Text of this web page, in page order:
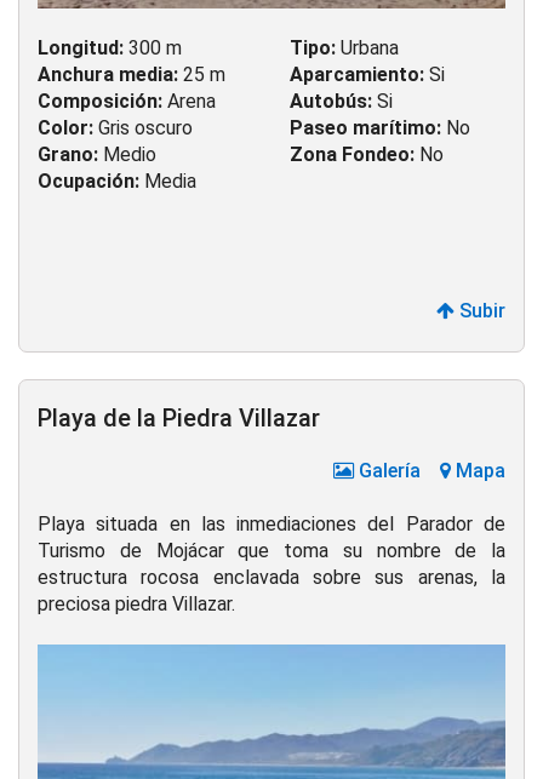
Longitud: 300 m
Anchura media: 25 m
Composición: Arena
Color: Gris oscuro
Grano: Medio
Ocupación: Media
Tipo: Urbana
Aparcamiento: Si
Autobús: Si
Paseo marítimo: No
Zona Fondeo: No
Subir
Playa de la Piedra Villazar
Galería Mapa
Playa situada en las inmediaciones del Parador de
Turismo de Mojácar que toma su nombre de la
estructura rocosa enclavada sobre sus arenas, la
preciosa piedra Villazar.